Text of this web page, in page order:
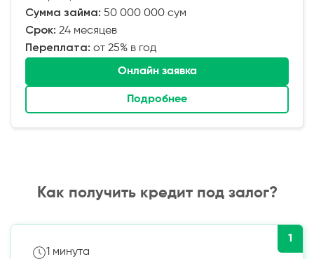
Сумма займа: 50 000 000 сум
Срок: 24 месяцев
Переплата: от 25% в год
Онлайн заявка
Подробнее
Как получить кредит под залог?
1
1 минута